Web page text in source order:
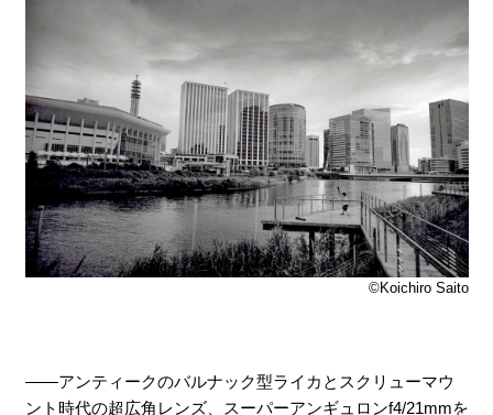
©Koichiro Saito
――アンティークのバルナック型ライカとスクリューマウ
ント時代の超広角レンズ、スーパーアンギュロンf4/21mmを